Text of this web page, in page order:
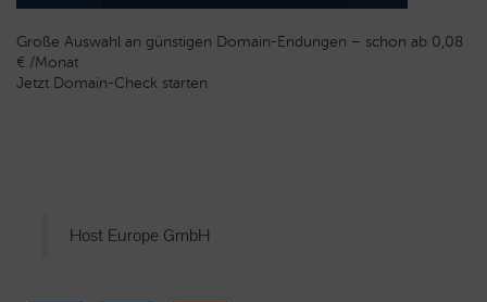
Große Auswahl an günstigen Domain-Endungen – schon ab 0,08
€ /Monat
Jetzt Domain-Check starten
Host Europe GmbH